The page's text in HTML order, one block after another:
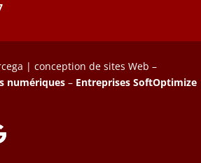
| conception de sites Web –
numériques – Entreprises SoftOptimize